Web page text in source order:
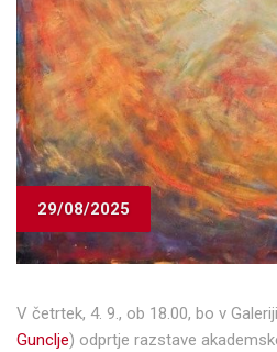
29/08/2025
V četrtek, 4. 9., ob 18.00, bo v
Gunclje) odprtje razstave